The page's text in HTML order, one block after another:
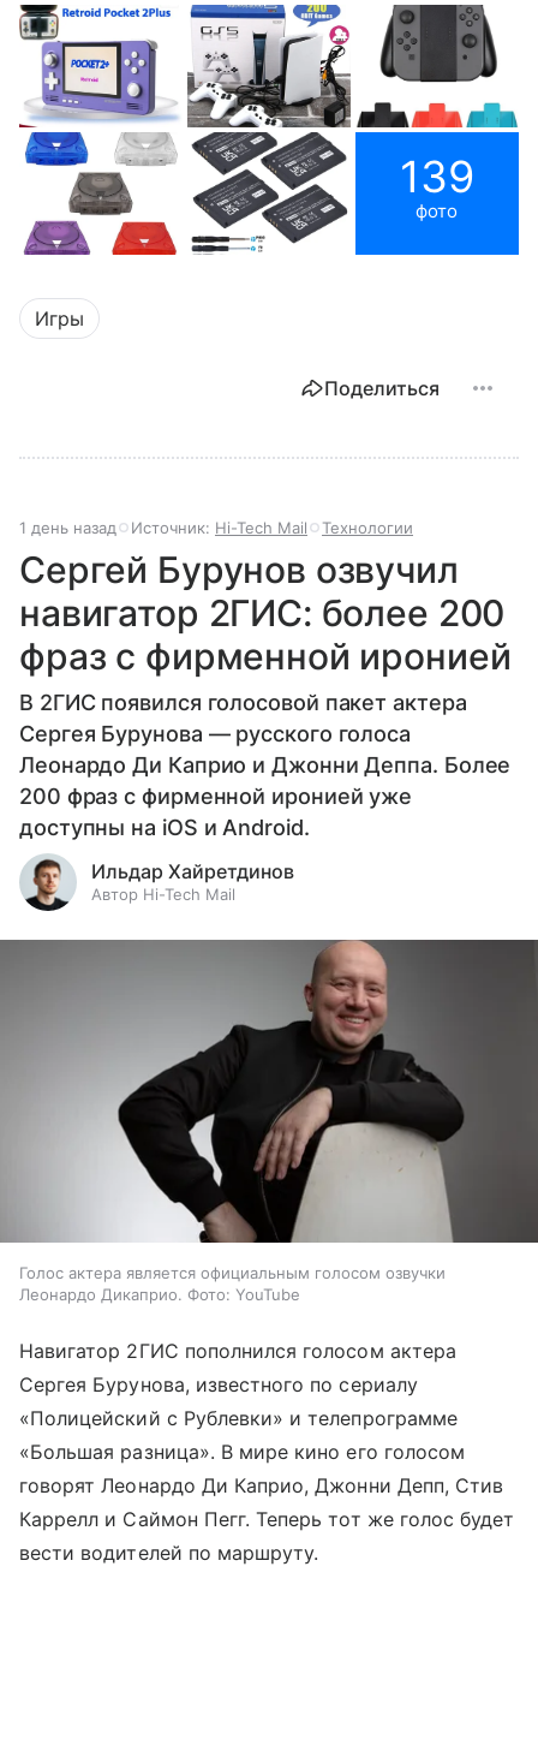
139
фото
Игры
Поделиться
1 день назад Источник: Hi-Tech Mail Технологии
Сергей Бурунов озвучил
навигатор 2ГИС: более 200
фраз с фирменной иронией
В 2ГИС появился голосовой пакет актера
Сергея Бурунова — русского голоса
Леонардо Ди Каприо и Джонни Деппа. Более
200 фраз с фирменной иронией уже
доступны на iOS и Android.
Ильдар Хайретдинов
Автор Hi-Tech Mail
Голос актера является официальным голосом озвучки
Леонардо Дикаприо. Фото: YouTube
Навигатор 2ГИС пополнился голосом актера
Сергея Бурунова, известного по сериалу
«Полицейский с Рублевки» и телепрограмме
«Большая разница». В мире кино его голосом
говорят Леонардо Ди Каприо, Джонни Депп, Стив
Каррелл и Саймон Пегг. Теперь тот же голос будет
вести водителей по маршруту.